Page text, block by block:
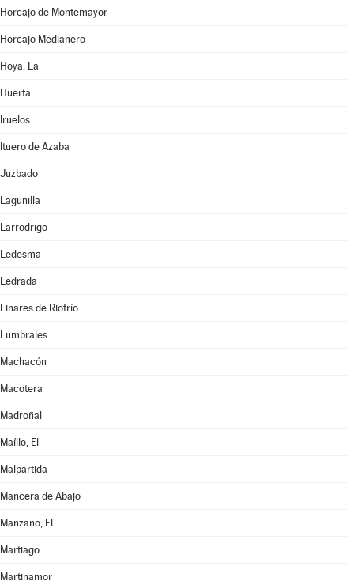
Horcajo de Montemayor
Horcajo Medianero
Hoya, La
Huerta
Iruelos
Ituero de Azaba
Juzbado
Lagunilla
Larrodrigo
Ledesma
Ledrada
Linares de Riofrío
Lumbrales
Machacón
Macotera
Madroñal
Maíllo, El
Malpartida
Mancera de Abajo
Manzano, El
Martiago
Martinamor